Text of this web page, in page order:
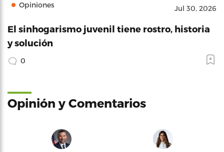
Opiniones Jul 30, 2026
El sinhogarismo juvenil tiene rostro, historia
y solución
0
Opinión y Comentarios